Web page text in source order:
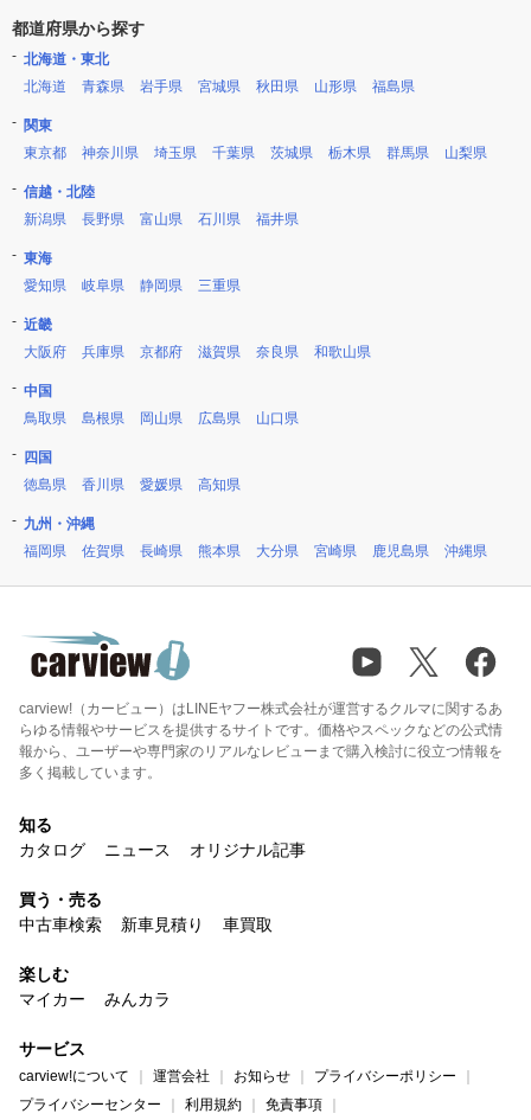
都道府県から探す
北海道・東北
北海道
青森県 岩手県 宮城県 秋田県 山形県 福島県
関東
東京都
神奈川県 埼玉県 千葉県 茨城県 栃木県 群馬県 山梨県
信越・北陸
新潟県
長野県 富山県 石川県 福井県
東海
愛知県
岐阜県 静岡県 三重県
近畿
大阪府
兵庫県 京都府 滋賀県 奈良県 和歌山県
中国
鳥取県
島根県 岡山県 広島県 山口県
四国
徳島県
香川県 愛媛県 高知県
九州・沖縄
福岡県
佐賀県 長崎県 熊本県 大分県 宮崎県 鹿児島県 沖縄県
carview!（カービュー）はLINEヤフー株式会社が運営するクルマに関するあ
らゆる情報やサービスを提供するサイトです。価格やスペックなどの公式情
報から、ユーザーや専門家のリアルなレビューまで購入検討に役立つ情報を
多く掲載しています。
知る
カタログ
ニュース オリジナル記事
買う・売る
中古車検索
新車見積り 車買取
楽しむ
マイカー
みんカラ
サービス
carview!について 運営会社 お知らせ
プライバシーポリシー
プライバシーセンター
利用規約 免責事項